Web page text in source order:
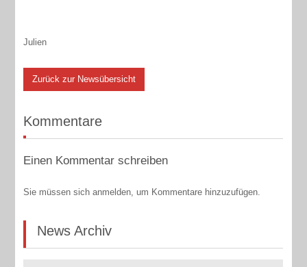
Julien
Zurück zur Newsübersicht
Kommentare
Einen Kommentar schreiben
Sie müssen sich anmelden, um Kommentare hinzuzufügen.
News Archiv